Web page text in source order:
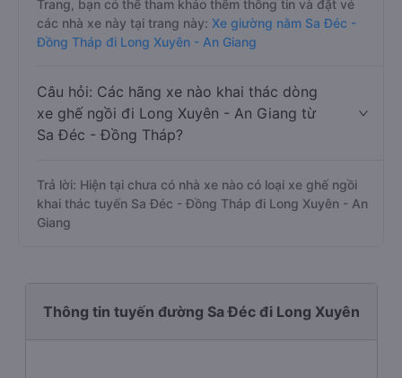
Trang, bạn có thể tham khảo thêm thông tin và đặt vé
các nhà xe này tại trang này: Xe giường nằm Sa Đéc -
Đồng Tháp đi Long Xuyên - An Giang
Câu hỏi: Các hãng xe nào khai thác dòng
xe ghế ngồi đi Long Xuyên - An Giang từ
Sa Đéc - Đồng Tháp?
Trả lời: Hiện tại chưa có nhà xe nào có loại xe ghế ngồi
khai thác tuyến Sa Đéc - Đồng Tháp đi Long Xuyên - An
Giang
Thông tin tuyến đường Sa Đéc đi Long Xuyên